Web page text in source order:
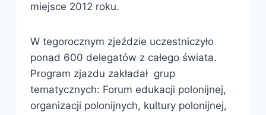
miejsce 2012 roku.
W tegorocznym zjeździe uczestniczyło
ponad 600 delegatów z całego świata.
Program zjazdu zakładał grup
tematycznych: Forum edukacji polonijnej,
organizacji polonijnych, kultury polonijnej,